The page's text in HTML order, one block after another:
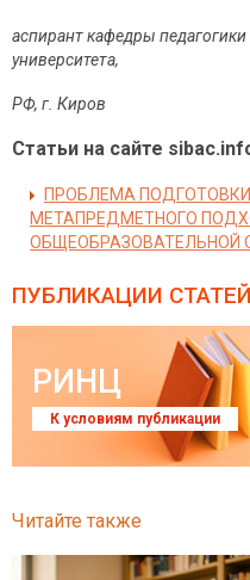
аспирант кафедры педагогики
университета,
РФ, г. Киров
Статьи на сайте
ПРОБЛЕМА
МЕТАПРЕДМЕТНОГО
ОБЩЕОБРАЗОВАТЕЛЬНОЙ
ПУБЛИКАЦИИ СТАТЕЙ
РИНЦ
К условиям публикации
Читайте также